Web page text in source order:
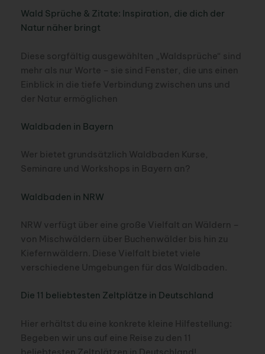
Wald Sprüche & Zitate: Inspiration, die dich der
Natur näher bringt
Diese sorgfältig ausgewählten „Waldsprüche“ sind
mehr als nur Worte – sie sind Fenster, die uns einen
Einblick in die tiefe Verbindung zwischen uns und
der Natur ermöglichen
Waldbaden in Bayern
Wer bietet grundsätzlich Waldbaden Kurse,
Seminare und Workshops in Bayern an?
Waldbaden in NRW
NRW verfügt über eine große Vielfalt an Wäldern –
von Mischwäldern über Buchenwälder bis hin zu
Kiefernwäldern. Diese Vielfalt bietet viele
verschiedene Umgebungen für das Waldbaden.
Die 11 beliebtesten Zeltplätze in Deutschland
Hier erhältst du eine konkrete kleine Hilfestellung:
Begeben wir uns auf eine Reise zu den 11
beliebtesten Zeltplätzen in Deutschland!